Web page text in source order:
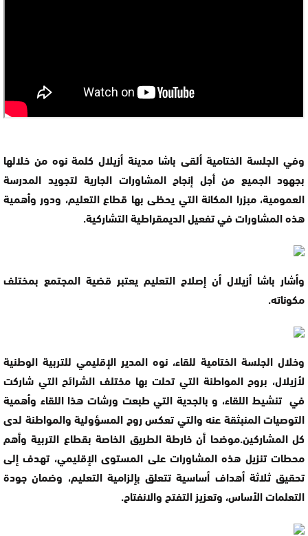
وفي الجلسة الختامية ألقى باشا مدينة أزيلال كلمة نوه من خلالها
بجهود الجميع من أجل إنجاح المشاورات الجارية لتجويد المدرسة
العمومية، مبزرا المكانة التي يحظى بها قطاع التعليم، ودور وأهمية
هذه المشاورات في تفعيل الديمقراطية التشاركية.
وأشار باشا أزيلال أن إصلاح التعليم يعتبر قضية المجتمع بمختلف
مكوناته.
وخلال الجلسة الختامية للقاء، نوه المدير الإقليمي للتربية الوطنية
لأزيلال، بروح المواطنة التي تحلت بها مختلف الشرائح التي شاركت
في تنشيط اللقاء، و بالجدية التي طبعت ورشات هذا اللقاء وأهمية
التوصيات المنبثقة عنه والتي تعكس روح المسؤولية والمواطنة لدى
كل المشاركين.موضحا أن خارطة الطريق الخاصة بقطاع التربية وأهم
محطات تنزيل هذه المشاورات على المستوى الإقليمي، تهدف إلى
تحقيق ثلاثة أهداف أساسية تتعلق بإلزامية التعليم، وضمان جودة
التعلمات الأساس، وتعزيز التفتح والانفتاح.